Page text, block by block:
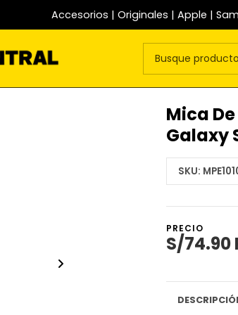
Accesorios | Originales | Apple |
Mica
Galaxy
SKU:
PRECIO
S/74.90